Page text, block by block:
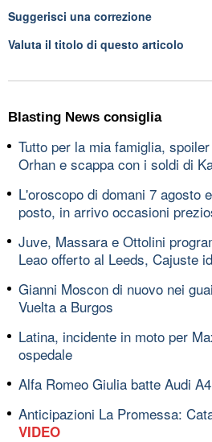
Suggerisci una correzione
Valuta il titolo di questo articolo
Blasting News consiglia
Tutto per la mia famiglia,
Orhan e scappa con i soldi di
L'oroscopo di domani 7 agosto
posto, in arrivo occasioni
Juve, Massara e Ottolini
Leao offerto al Leeds, Cajuste
Gianni Moscon di nuovo nei
Vuelta a Burgos
Latina, incidente in moto per
ospedale
Alfa Romeo Giulia batte Audi
Anticipazioni La Promessa:
VIDEO